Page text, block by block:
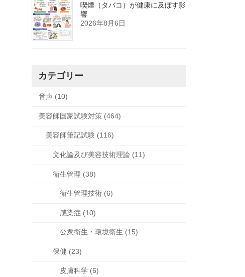
喫煙（タバコ）が健康に及ぼす影
響
2026年8月6日
カテゴリー
音声 (10)
美容師国家試験対策 (464)
美容師筆記試験 (116)
文化論及び美容技術理論 (11)
衛生管理 (38)
衛生管理技術 (6)
感染症 (10)
公衆衛生・環境衛生 (15)
保健 (23)
皮膚科学 (6)